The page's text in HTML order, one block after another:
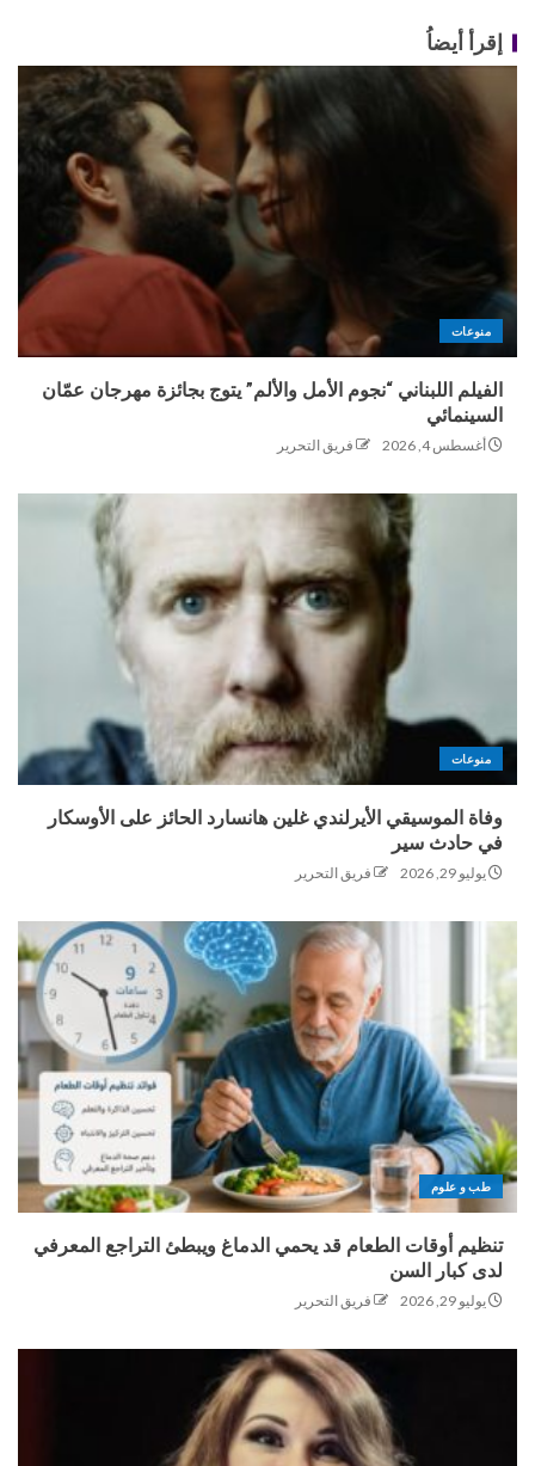
إقرأ أيضاُ
منوعات
الفيلم اللبناني “نجوم الأمل والألم” يتوج بجائزة مهرجان عمّان
السينمائي
أغسطس 4, 2026 فريق التحرير
منوعات
وفاة الموسيقي الأيرلندي غلين هانسارد الحائز على الأوسكار
في حادث سير
يوليو 29, 2026 فريق التحرير
طب و علوم
تنظيم أوقات الطعام قد يحمي الدماغ ويبطئ التراجع المعرفي
لدى كبار السن
يوليو 29, 2026 فريق التحرير